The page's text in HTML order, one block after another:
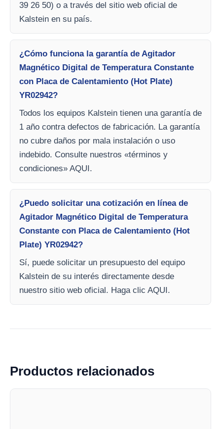
39 26 50) o a través del sitio web oficial de
Kalstein en su país.
¿Cómo funciona la garantía de Agitador
Magnético Digital de Temperatura Constante
con Placa de Calentamiento (Hot Plate)
YR02942?
Todos los equipos Kalstein tienen una garantía de
1 año contra defectos de fabricación. La garantía
no cubre daños por mala instalación o uso
indebido. Consulte nuestros «términos y
condiciones» AQUI.
¿Puedo solicitar una cotización en línea de
Agitador Magnético Digital de Temperatura
Constante con Placa de Calentamiento (Hot
Plate) YR02942?
Sí, puede solicitar un presupuesto del equipo
Kalstein de su interés directamente desde
nuestro sitio web oficial. Haga clic AQUI.
Productos relacionados